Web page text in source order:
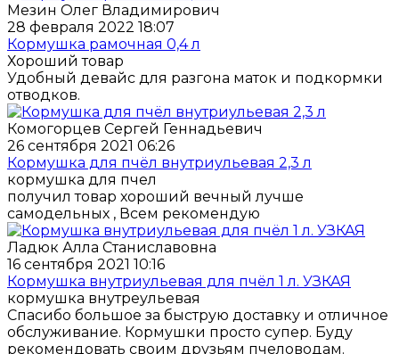
Мезин Олег Владимирович
28 февраля 2022 18:07
Кормушка рамочная 0,4 л
Хороший товар
Удобный девайс для разгона маток и подкормки
отводков.
Комогорцев Сергей Геннадьевич
26 сентября 2021 06:26
Кормушка для пчёл внутриульевая 2,3 л
кормушка для пчел
получил товар хороший вечный лучше
самодельных , Всем рекомендую
Ладюк Алла Станиславовна
16 сентября 2021 10:16
Кормушка внутриульевая для пчёл 1 л. УЗКАЯ
кормушка внутреульевая
Спасибо большое за быструю доставку и отличное
обслуживание. Кормушки просто супер. Буду
рекомендовать своим друзьям пчеловодам.